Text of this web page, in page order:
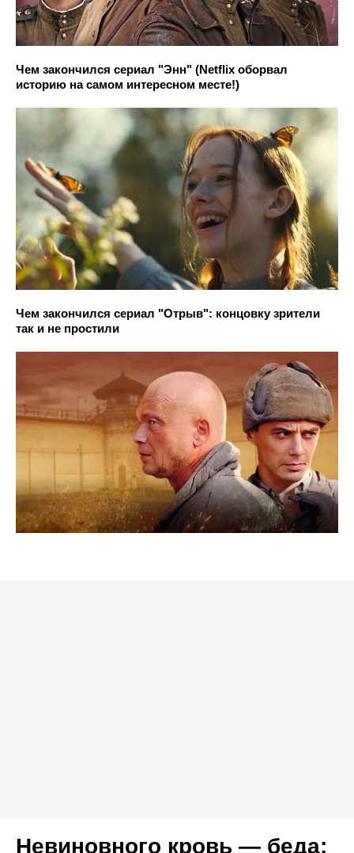
Чем закончился сериал "Энн" (Netflix оборвал
историю на самом интересном месте!)
Чем закончился сериал "Отрыв": концовку зрители
так и не простили
Невиновного кровь — беда: